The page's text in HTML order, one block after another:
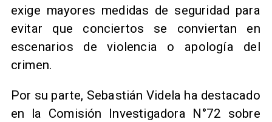
exige mayores medidas de seguridad para
evitar que conciertos se conviertan en
escenarios de violencia o apología del
crimen.
Por su parte, Sebastián Videla ha destacado
en la Comisión Investigadora N°72 sobre